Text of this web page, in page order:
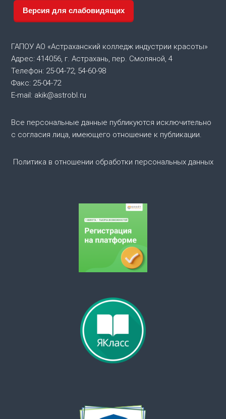
ц
и
я
п
з
а
Версия для слабовидящих
ГАПОУ АО «Астраханский колледж индустрии красоты»
Адрес: 414056, г. Астрахань, пер. Смоляной, 4
Телефон: 25-04-72, 54-60-98
Факс: 25-04-72
E-mail: akik@astrobl.ru
Все персональные данные публикуются исключительно
с согласия лица, имеющего отношение к публикации.
Политика в отношении обработки персональных данных